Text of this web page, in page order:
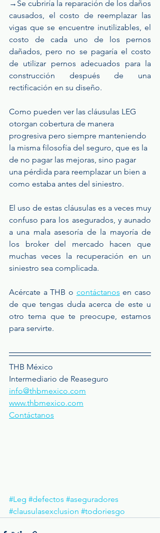
→Se cubriría la reparación de los daños
causados, el costo de reemplazar las
vigas que se encuentre inutilizables, el
costo de cada uno de los pernos
dañados, pero no se pagaría el costo
de utilizar pernos adecuados para la
construcción después de una
rectificación en su diseño.
Como pueden ver las cláusulas LEG
otorgan cobertura de manera
progresiva pero siempre manteniendo
la misma filosofía del seguro, que es la
de no pagar las mejoras, sino pagar
una pérdida para reemplazar un bien a
como estaba antes del siniestro.
El uso de estas cláusulas es a veces muy
confuso para los asegurados, y aunado
a una mala asesoría de la mayoría de
los broker del mercado hacen que
muchas veces la recuperación en un
siniestro sea complicada.
Acércate a THB o contáctanos en caso
de que tengas duda acerca de este u
otro tema que te preocupe, estamos
para servirte.
THB México
Intermediario de Reaseguro
info@thbmexico.com
www.thbmexico.com
Contáctanos
#Leg #defectos #aseguradores
#clausulasexclusion #todoriesgo